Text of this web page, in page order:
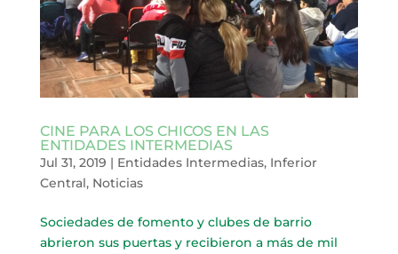
CINE PARA LOS CHICOS EN LAS
ENTIDADES INTERMEDIAS
Jul 31, 2019 | Entidades Intermedias, Inferior
Central, Noticias
Sociedades de fomento y clubes de barrio
abrieron sus puertas y recibieron a más de mil